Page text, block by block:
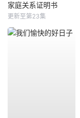
家庭关系证明书
更新至第23集